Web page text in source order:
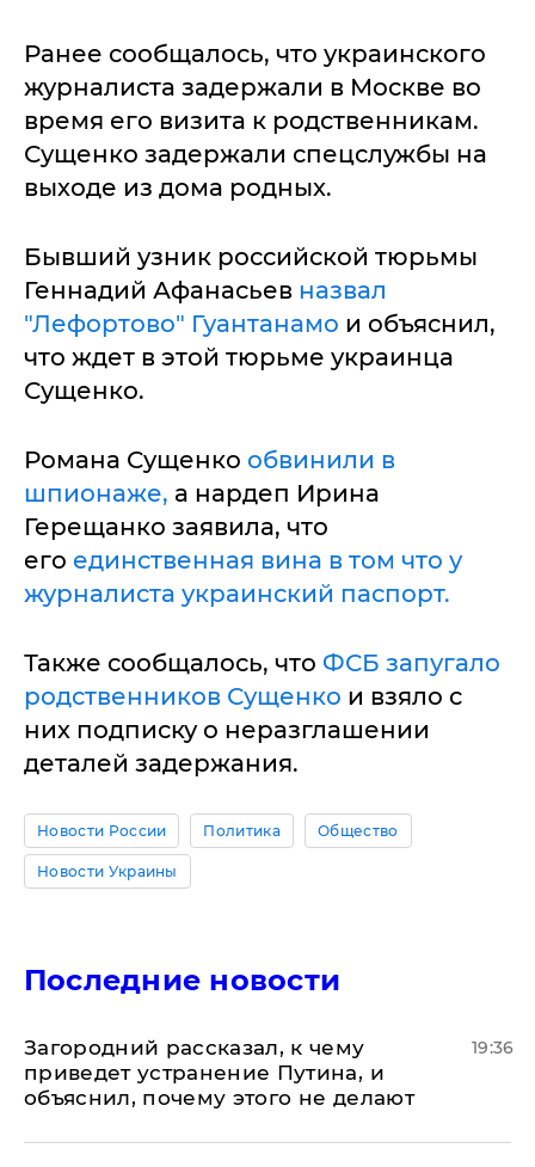
Ранее сообщалось, что украинского
журналиста задержали в Москве во
время его визита к родственникам.
Сущенко задержали спецслужбы на
выходе из дома родных.
Бывший узник российской тюрьмы
Геннадий Афанасьев назвал
"Лефортово" Гуантанамо и объяснил,
что ждет в этой тюрьме украинца
Сущенко.
Романа Сущенко обвинили в
шпионаже, а нардеп Ирина
Герещанко заявила, что
его единственная вина в том что у
журналиста украинский паспорт.
Также сообщалось, что ФСБ запугало
родственников Сущенко и взяло с
них подписку о неразглашении
деталей задержания.
Новости России Политика Общество
Новости Украины
Последние новости
Загородний рассказал, к чему
приведет устранение Путина, и
объяснил, почему этого не делают
19:36